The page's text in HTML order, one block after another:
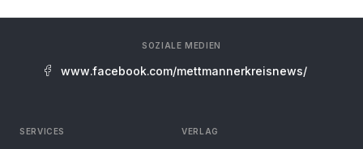
SOZIALE MEDIEN
www.facebook.com/mettmannerkreisnews/
SERVICES VERLAG